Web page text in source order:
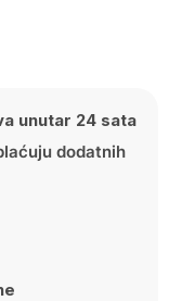
unutar 24 sata
dodatnih